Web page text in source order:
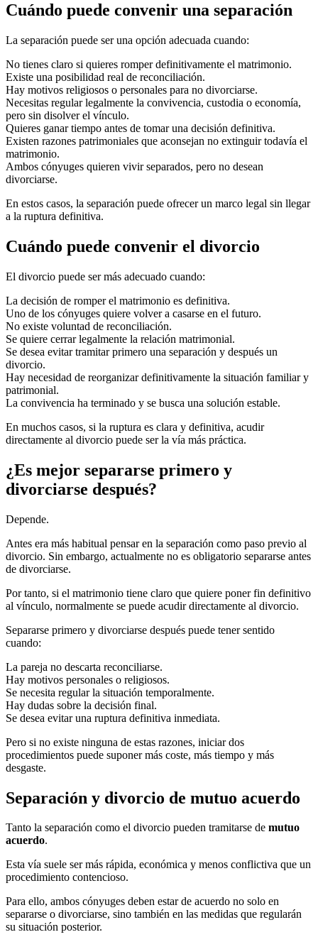
Cuándo puede convenir una separación
La separación puede ser una opción adecuada cuando:
No tienes claro si quieres romper definitivamente el matrimonio.
Existe una posibilidad real de reconciliación.
Hay motivos religiosos o personales para no divorciarse.
Necesitas regular legalmente la convivencia, custodia o economía,
pero sin disolver el vínculo.
Quieres ganar tiempo antes de tomar una decisión definitiva.
Existen razones patrimoniales que aconsejan no extinguir todavía el
matrimonio.
Ambos cónyuges quieren vivir separados, pero no desean
divorciarse.
En estos casos, la separación puede ofrecer un marco legal sin llegar
a la ruptura definitiva.
Cuándo puede convenir el divorcio
El divorcio puede ser más adecuado cuando:
La decisión de romper el matrimonio es definitiva.
Uno de los cónyuges quiere volver a casarse en el futuro.
No existe voluntad de reconciliación.
Se quiere cerrar legalmente la relación matrimonial.
Se desea evitar tramitar primero una separación y después un
divorcio.
Hay necesidad de reorganizar definitivamente la situación familiar y
patrimonial.
La convivencia ha terminado y se busca una solución estable.
En muchos casos, si la ruptura es clara y definitiva, acudir
directamente al divorcio puede ser la vía más práctica.
¿Es mejor separarse primero y
divorciarse después?
Depende.
Antes era más habitual pensar en la separación como paso previo al
divorcio. Sin embargo, actualmente no es obligatorio separarse antes
de divorciarse.
Por tanto, si el matrimonio tiene claro que quiere poner fin definitivo
al vínculo, normalmente se puede acudir directamente al divorcio.
Separarse primero y divorciarse después puede tener sentido
cuando:
La pareja no descarta reconciliarse.
Hay motivos personales o religiosos.
Se necesita regular la situación temporalmente.
Hay dudas sobre la decisión final.
Se desea evitar una ruptura definitiva inmediata.
Pero si no existe ninguna de estas razones, iniciar dos
procedimientos puede suponer más coste, más tiempo y más
desgaste.
Separación y divorcio de mutuo acuerdo
Tanto la separación como el divorcio pueden tramitarse de mutuo
acuerdo.
Esta vía suele ser más rápida, económica y menos conflictiva que un
procedimiento contencioso.
Para ello, ambos cónyuges deben estar de acuerdo no solo en
separarse o divorciarse, sino también en las medidas que regularán
su situación posterior.